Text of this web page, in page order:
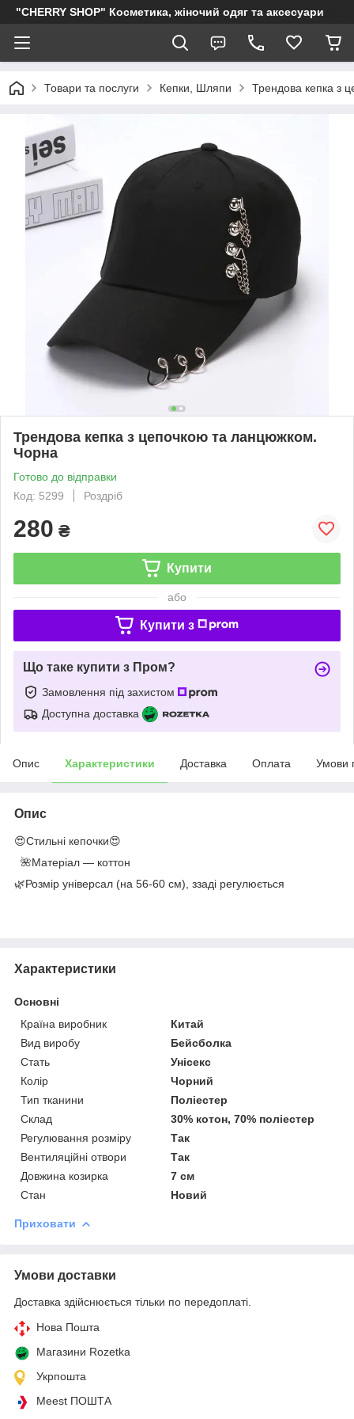
"CHERRY SHOP" Косметика, жіночий одяг та аксесуари
Товари та послуги Кепки, Шляпи Трендова кепка з
Трендова кепка з цепочкою та ланцюжком.
Чорна
Готово до відправки
Код: 5299
Роздріб
280 ₴
Купити
або
Купити з
Що таке купити з Пром?
Замовлення під захистом
Доступна доставка
Опис Характеристики Доставка Оплата Умови
Опис
😍Стильні кепочки😍
🌺Матеріал ― коттон
🌿Розмір універсал (на 56-60 см), ззаді регулюється
Характеристики
Основні
Країна виробник
Китай
Вид виробу
Бейсболка
Стать
Унісекс
Колір
Чорний
Тип тканини
Поліестер
Склад
30% котон, 70% поліестер
Регулювання розміру
Так
Вентиляційні отвори
Так
Довжина козирка
7 см
Стан
Новий
Приховати
Умови доставки
Доставка здійснюється тільки по передоплаті.
Нова Пошта
Магазини Rozetka
Укрпошта
Meest ПОШТА